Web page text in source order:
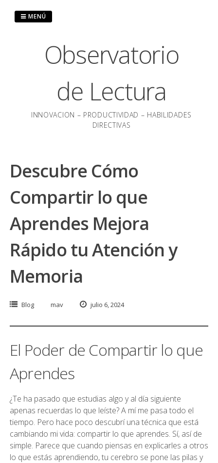
Observatorio
de Lectura
INNOVACION – PRODUCTIVIDAD – HABILIDADES
DIRECTIVAS
MENÚ
Descubre Cómo
Compartir lo que
Aprendes Mejora
Rápido tu Atención y
Memoria
Blog mav julio 6, 2024
El Poder de Compartir lo que
Aprendes
¿Te ha pasado que estudias algo y al día siguiente
apenas recuerdas lo que leíste? A mí me pasa todo el
tiempo. Pero hace poco descubrí una técnica que está
cambiando mi vida: compartir lo que aprendes. Sí, así de
simple. Parece que cuando piensas en explicarles a otros
lo que estás aprendiendo, tu cerebro se pone las pilas y